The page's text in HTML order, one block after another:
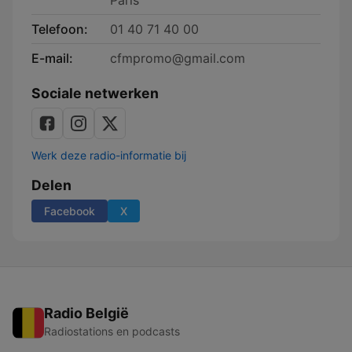
Telefoon:
01 40 71 40 00
E-mail:
cfmpromo@gmail.com
Sociale netwerken
Werk deze radio-informatie bij
Delen
Facebook X
Radio België
Radiostations en podcasts